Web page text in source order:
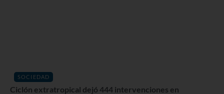
SOCIEDAD
Ciclón extratropical dejó 444 intervenciones en